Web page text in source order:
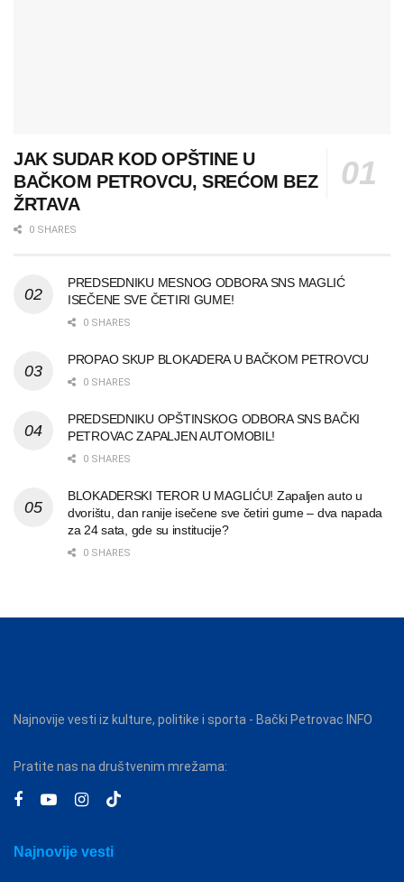
JAK SUDAR KOD OPŠTINE U
BAČKOM PETROVCU, SREĆOM BEZ
ŽRTAVA
0 SHARES
PREDSEDNIKU MESNOG ODBORA SNS MAGLIĆ
ISEČENE SVE ČETIRI GUME!
0 SHARES
PROPAO SKUP BLOKADERA U BAČKOM PETROVCU
0 SHARES
PREDSEDNIKU OPŠTINSKOG ODBORA SNS BAČKI
PETROVAC ZAPALJEN AUTOMOBIL!
0 SHARES
BLOKADERSKI TEROR U MAGLIĆU! Zapaljen auto u
dvorištu, dan ranije isečene sve četiri gume – dva napada
za 24 sata, gde su institucije?
0 SHARES
Najnovije vesti iz kulture, politike i sporta - Bački Petrovac INFO
Pratite nas na društvenim mrežama:
Najnovije vesti